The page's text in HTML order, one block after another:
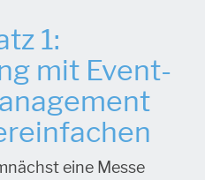
1:
mit Event-
eine Messe